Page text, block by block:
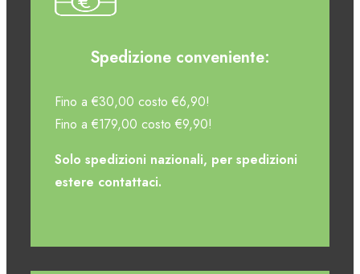
Spedizione conveniente:
Fino a €30,00 costo €6,90!
Fino a €179,00 costo €9,90!
Solo spedizioni nazionali, per spedizioni
estere contattaci.